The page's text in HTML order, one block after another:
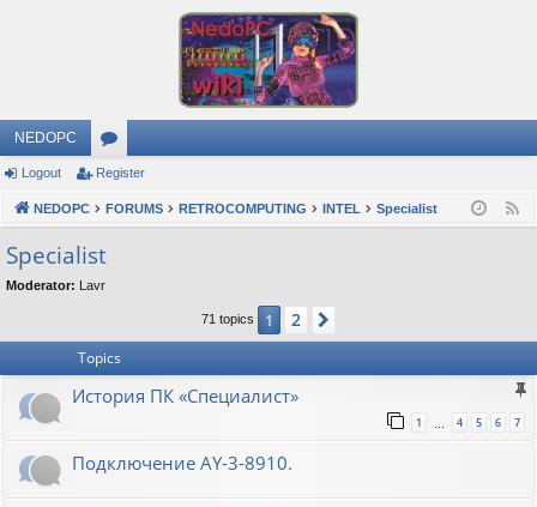
NEDOPC
or
u
m
s
Logout Register
NEDOPC FORUMS RETROCOMPUTING INTEL Specialist
Specialist
Moderator: Lavr
71 topics 1 2
Topics
История ПК «Специалист»
1 … 4 5 6 7
Подключение AY-3-8910.